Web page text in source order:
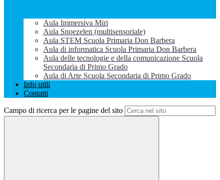
Aula Immersiva Miri
Aula Snoezelen (multisensoriale)
Aula STEM Scuola Primaria Don Barbera
Aula di informatica Scuola Primaria Don Barbera
Aula delle tecnologie e della comunicazione Scuola
Secondaria di Primo Grado
Aula di Arte Scuola Secondaria di Primo Grado
Info utili
Contatti
Campo di ricerca per le pagine del sito